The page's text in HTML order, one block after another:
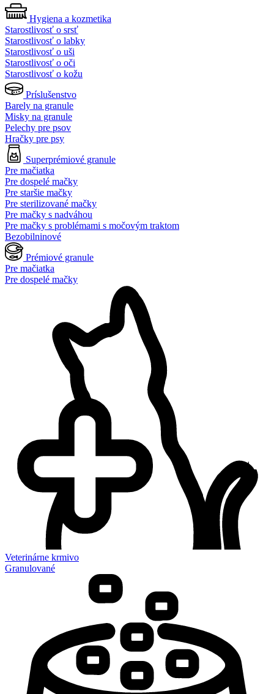
Hygiena a kozmetika
Starostlivosť o srsť
Starostlivosť o labky
Starostlivosť o uši
Starostlivosť o oči
Starostlivosť o kožu
Príslušenstvo
Barely na granule
Misky na granule
Pelechy pre psov
Hračky pre psy
Superprémiové granule
Pre mačiatka
Pre dospelé mačky
Pre staršie mačky
Pre sterilizované mačky
Pre mačky s nadváhou
Pre mačky s problémami s močovým traktom
Bezobilninové
Prémiové granule
Pre mačiatka
Pre dospelé mačky
Veterinárne krmivo
Granulované